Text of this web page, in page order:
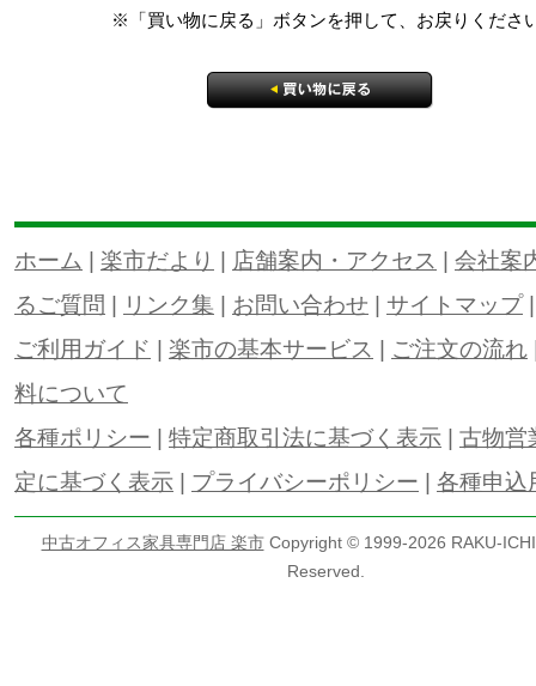
※「買い物に戻る」ボタンを押して、お戻りくださ
ホーム 楽市だより 店舗案内・アクセス
会社案
るご質問
リンク集 お問い合わせ サイトマップ
ご利用ガイド
楽市の基本サービス ご注文の流れ
料について
各種ポリシー
特定商取引法に基づく表示
古物営
定に基づく表示
プライバシーポリシー 各種申込
中古オフィス家具専門店 楽市Copyright © 1999-2026 RAKU-
Reserved.